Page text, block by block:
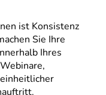
ist Konsistenz
Sie Ihre
Ihres